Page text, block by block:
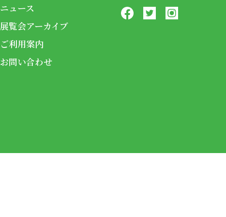
ニュース
展覧会アーカイブ
ご利用案内
お問い合わせ